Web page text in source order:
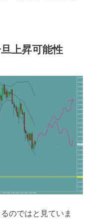
上昇可能性
のではと見ていま